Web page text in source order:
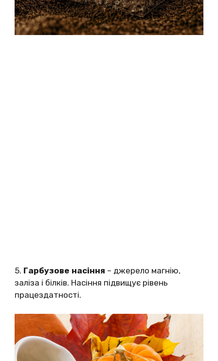
5. Гарбузове насіння – джерело магнію,
заліза і білків. Насіння підвищує рівень
працездатності.